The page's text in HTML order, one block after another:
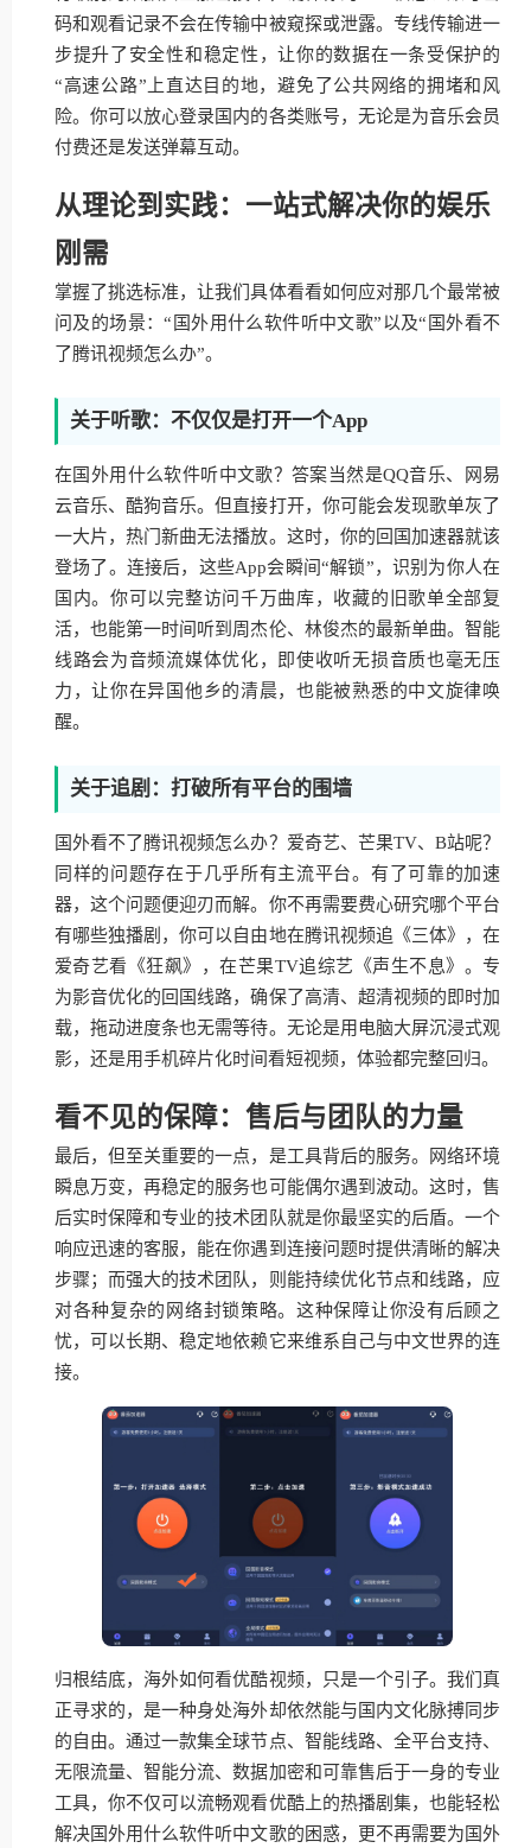
码和观看记录不会在传输中被窥探或泄露。专线传输进一
步提升了安全性和稳定性，让你的数据在一条受保护的
“高速公路”上直达目的地，避免了公共网络的拥堵和风
险。你可以放心登录国内的各类账号，无论是为音乐会员
付费还是发送弹幕互动。
从理论到实践：一站式解决你的娱乐
刚需
掌握了挑选标准，让我们具体看看如何应对那几个最常被
问及的场景：“国外用什么软件听中文歌”以及“国外看不
了腾讯视频怎么办”。
关于听歌：不仅仅是打开一个App
在国外用什么软件听中文歌？答案当然是QQ音乐、网易
云音乐、酷狗音乐。但直接打开，你可能会发现歌单灰了
一大片，热门新曲无法播放。这时，你的回国加速器就该
登场了。连接后，这些App会瞬间“解锁”，识别为你人在
国内。你可以完整访问千万曲库，收藏的旧歌单全部复
活，也能第一时间听到周杰伦、林俊杰的最新单曲。智能
线路会为音频流媒体优化，即使收听无损音质也毫无压
力，让你在异国他乡的清晨，也能被熟悉的中文旋律唤
醒。
关于追剧：打破所有平台的围墙
国外看不了腾讯视频怎么办？爱奇艺、芒果TV、B站呢？
同样的问题存在于几乎所有主流平台。有了可靠的加速
器，这个问题便迎刃而解。你不再需要费心研究哪个平台
有哪些独播剧，你可以自由地在腾讯视频追《三体》，在
爱奇艺看《狂飙》，在芒果TV追综艺《声生不息》。专
为影音优化的回国线路，确保了高清、超清视频的即时加
载，拖动进度条也无需等待。无论是用电脑大屏沉浸式观
影，还是用手机碎片化时间看短视频，体验都完整回归。
看不见的保障：售后与团队的力量
最后，但至关重要的一点，是工具背后的服务。网络环境
瞬息万变，再稳定的服务也可能偶尔遇到波动。这时，售
后实时保障和专业的技术团队就是你最坚实的后盾。一个
响应迅速的客服，能在你遇到连接问题时提供清晰的解决
步骤；而强大的技术团队，则能持续优化节点和线路，应
对各种复杂的网络封锁策略。这种保障让你没有后顾之
忧，可以长期、稳定地依赖它来维系自己与中文世界的连
接。
归根结底，海外如何看优酷视频，只是一个引子。我们真
正寻求的，是一种身处海外却依然能与国内文化脉搏同步
的自由。通过一款集全球节点、智能线路、全平台支持、
无限流量、智能分流、数据加密和可靠售后于一身的专业
工具，你不仅可以流畅观看优酷上的热播剧集，也能轻松
解决国外用什么软件听中文歌的困惑，更不再需要为国外